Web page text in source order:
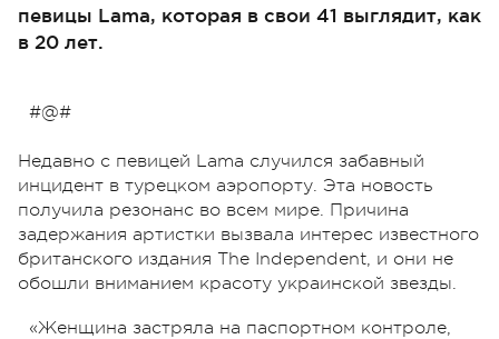
певицы Lama, которая в свои 41 выглядит, как
в 20 лет.
#@#
Недавно с певицей Lama случился забавный
инцидент в турецком аэропорту. Эта новость
получила резонанс во всем мире. Причина
задержания артистки вызвала интерес известного
британского издания The Independent, и они не
обошли вниманием красоту украинской звезды.
«Женщина застряла на паспортном контроле,